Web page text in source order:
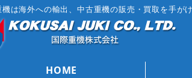
は海外への輸出、中古重機の販売・買取を手が
HOME